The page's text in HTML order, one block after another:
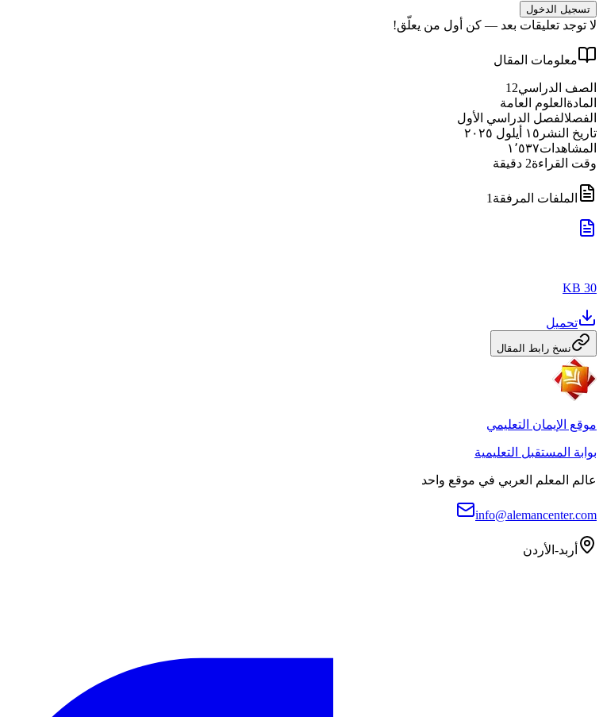
تسجيل الدخول
لا توجد تعليقات بعد — كن أول من يعلّق!
معلومات المقال
الصف الدراسي12
المادة العلوم العامة
الفصلالفصل الدراسي الأول
تاريخ النشر ١٥ أيلول ٢٠٢٥
المشاهدات١٬٥٣٧
وقت القراءة2 دقيقة
الملفات المرفقة 1
30 KB
تحميل
نسخ رابط المقال
موقع الإيمان التعليمي
بوابة المستقبل التعليمية
عالم المعلم العربي في موقع واحد
info@alemancenter.com
أربد-الأردن